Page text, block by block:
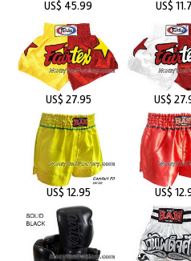
US$ 45.99 US$
US$ 27.95 US$
US$ 12.95 US$